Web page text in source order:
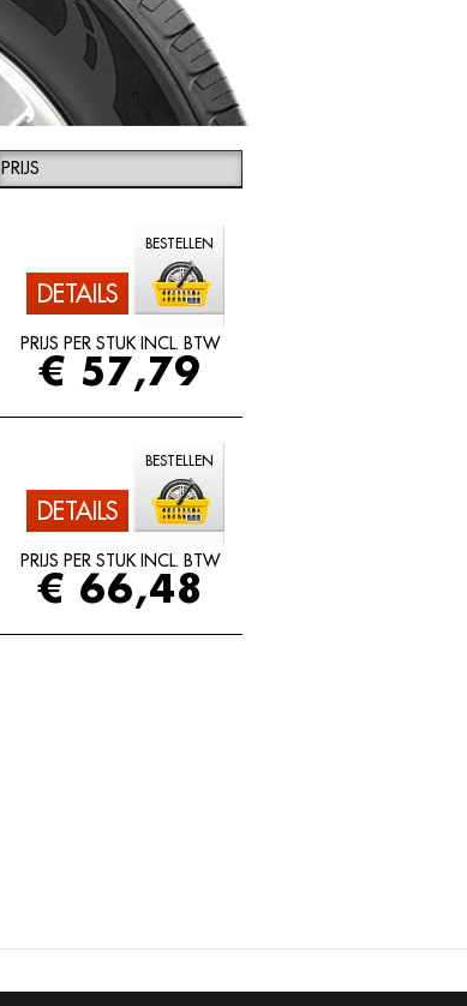
PRIJS
DETAILS
BESTELLEN
PRIJS PER STUK INCL. BTW
€ 57,79
DETAILS
BESTELLEN
PRIJS PER STUK INCL. BTW
€ 66,48